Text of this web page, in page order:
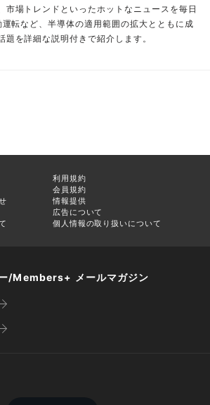
市場トレンドといったホットなニュースを毎日
転など、半導体の適用範囲の拡大とともに成
題を詳細な説明付きで紹介します。
利用規約
会員規約
情報提供
広告について
個人情報の取り扱いについて
/Members+ メールマガジン